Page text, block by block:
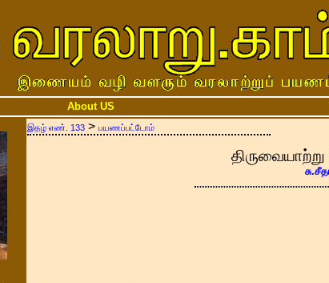
About US
இதழ் எண். 133 > பயணப்பட்டோம்